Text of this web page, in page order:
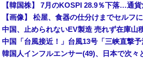
【画像】 松屋、食器の仕分けまでセルフに